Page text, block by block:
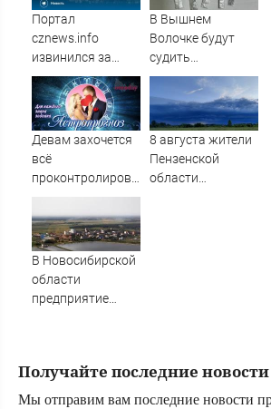
Портал
cznews.info
извинился за
фейк о пожаре на
нефтезаводе в
Братиславе
В Вышнем
Волочке будут
судить
рецидивиста с
метадоном
Девам захочется
всё
проконтролировать,
Стрельцы будут
флиртовать, а
одинокие
Водолеи могут
встретить
8 августа жители
Пензенской
области
В Новосибирской
области
предприятие
Получайте последние
Мы отправим вам последние новости